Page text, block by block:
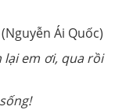
(Nguyễn Ái Quốc)
lại em ơi, qua rồi